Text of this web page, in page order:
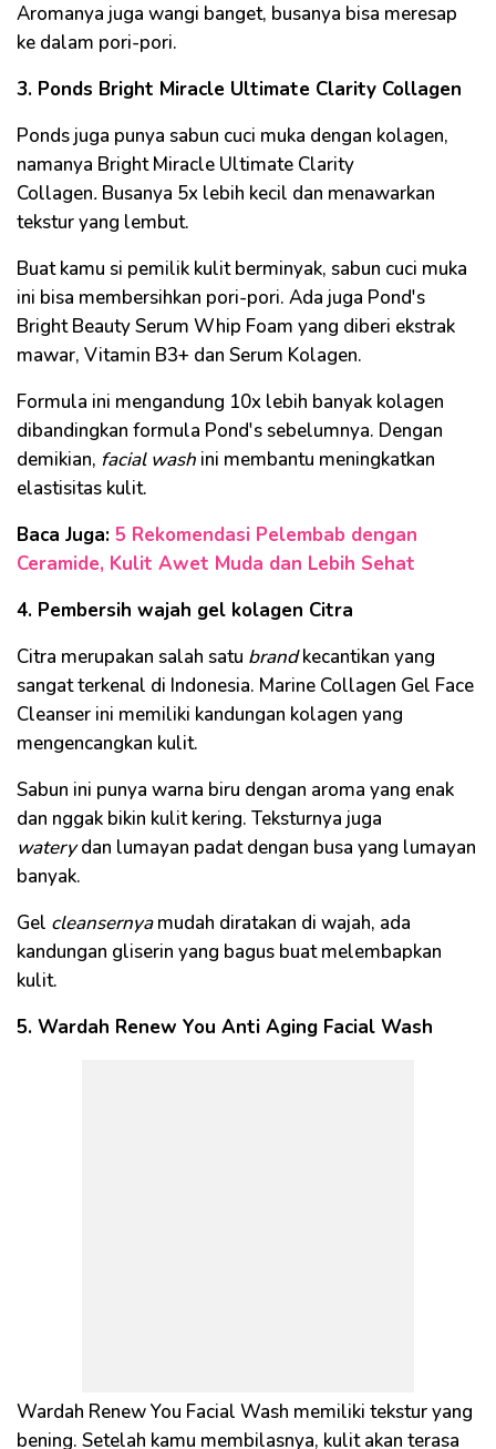
Aromanya juga wangi banget, busanya bisa meresap
ke dalam pori-pori.
3. Ponds Bright Miracle Ultimate Clarity Collagen
Ponds juga punya sabun cuci muka dengan kolagen,
namanya Bright Miracle Ultimate Clarity
Collagen. Busanya 5x lebih kecil dan menawarkan
tekstur yang lembut.
Buat kamu si pemilik kulit berminyak, sabun cuci muka
ini bisa membersihkan pori-pori. Ada juga Pond's
Bright Beauty Serum Whip Foam yang diberi ekstrak
mawar, Vitamin B3+ dan Serum Kolagen.
Formula ini mengandung 10x lebih banyak kolagen
dibandingkan formula Pond's sebelumnya. Dengan
demikian, facial wash ini membantu meningkatkan
elastisitas kulit.
Baca Juga: 5 Rekomendasi Pelembab dengan
Ceramide, Kulit Awet Muda dan Lebih Sehat
4. Pembersih wajah gel kolagen Citra
Citra merupakan salah satu brandkecantikan yang
sangat terkenal di Indonesia. Marine Collagen Gel Face
Cleanser ini memiliki kandungan kolagen yang
mengencangkan kulit.
Sabun ini punya warna biru dengan aroma yang enak
dan nggak bikin kulit kering. Teksturnya juga
waterydan lumayan padat dengan busa yang lumayan
banyak.
Gel cleansernyamudah diratakan di wajah, ada
kandungan gliserin yang bagus buat melembapkan
kulit.
5. Wardah Renew You Anti Aging Facial Wash
Wardah Renew You Facial Wash memiliki tekstur yang
bening. Setelah kamu membilasnya, kulit akan terasa